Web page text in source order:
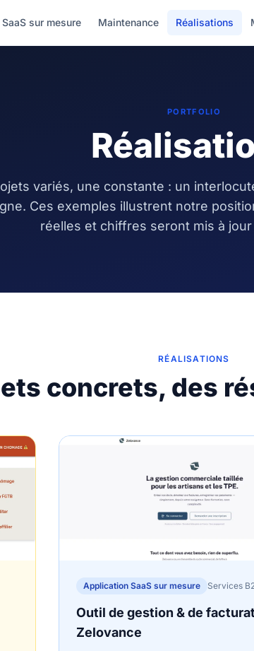
SaaS sur mesure Maintenance Réalisations
PORTFOLIO
variés, une constante : un
Ces exemples illustrent notre
réelles et chiffres seront mis à
RÉALISATIONS
concrets, des
Application SaaS sur mesure Services
Outil de gestion & de
Zelovance